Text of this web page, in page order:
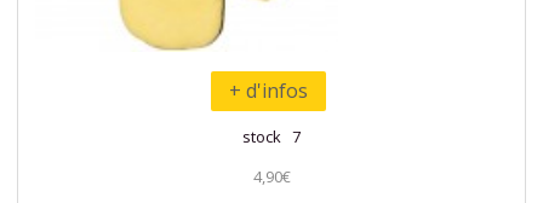
+ d'infos
stock 7
4,90€